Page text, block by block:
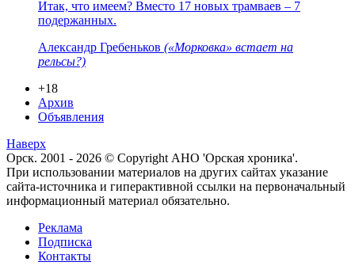
Итак, что имеем? Вместо 17 новых трамваев – 7
подержанных.
Александр Гребеньков («Морковка» встает на
рельсы?)
+18
Архив
Объявления
Наверх
Орск. 2001 - 2026 © Copyright АНО 'Орская хроника'.
При использовании материалов на других сайтах указание
сайта-источника и гиперактивной ссылки на первоначальный
информационный материал обязательно.
Реклама
Подписка
Контакты